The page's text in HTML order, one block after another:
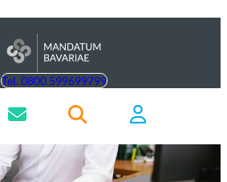
Tel. 0800 599699799